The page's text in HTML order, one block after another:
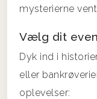
mysterierne
Vælg dit
Dyk ind i
eller
oplevelser: